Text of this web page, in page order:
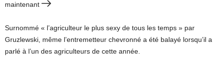
maintenant
Surnommé « l’agriculteur le plus sexy de tous les temps » par
Gruzlewski, même l’entremetteur chevronné a été balayé lorsqu’il a
parlé à l’un des agriculteurs de cette année.